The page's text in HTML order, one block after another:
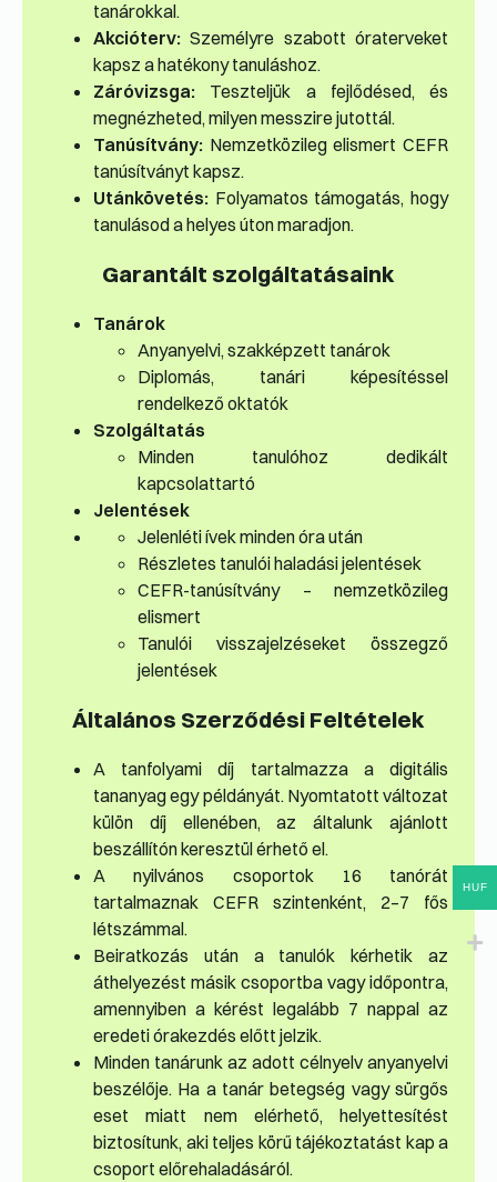
tanárokkal.
Akcióterv: Személyre szabott óraterveket
kapsz a hatékony tanuláshoz.
Záróvizsga: Teszteljük a fejlődésed, és
megnézheted, milyen messzire jutottál.
Tanúsítvány: Nemzetközileg elismert CEFR
tanúsítványt kapsz.
Utánkövetés: Folyamatos támogatás, hogy
tanulásod a helyes úton maradjon.
Garantált szolgáltatásaink
Tanárok
Anyanyelvi, szakképzett tanárok
Diplomás, tanári képesítéssel
rendelkező oktatók
Szolgáltatás
Minden tanulóhoz dedikált
kapcsolattartó
Jelentések
Jelenléti ívek minden óra után
Részletes tanulói haladási jelentések
CEFR-tanúsítvány – nemzetközileg
elismert
Tanulói visszajelzéseket összegző
jelentések
Általános Szerződési Feltételek
A tanfolyami díj tartalmazza a digitális
tananyag egy példányát. Nyomtatott változat
külön díj ellenében, az általunk ajánlott
beszállítón keresztül érhető el.
A nyilvános csoportok 16 tanórát
tartalmaznak CEFR szintenként, 2–7 fős
létszámmal.
Beiratkozás után a tanulók kérhetik az
áthelyezést másik csoportba vagy időpontra,
amennyiben a kérést legalább 7 nappal az
eredeti órakezdés előtt jelzik.
Minden tanárunk az adott célnyelv anyanyelvi
beszélője. Ha a tanár betegség vagy sürgős
eset miatt nem elérhető, helyettesítést
biztosítunk, aki teljes körű tájékoztatást kap a
csoport előrehaladásáról.
HUF